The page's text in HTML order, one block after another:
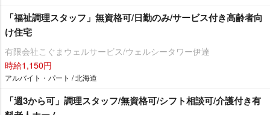
「福祉調理スタッフ」無資格可/日勤のみ/サービス付き高齢者向
け住宅
有限会社こぐまウェルサービス/ウェルシータワー伊達
時給1,150円
アルバイト・パート / 北海道
「週3から可」調理スタッフ/無資格可/シフト相談可/介護付き有